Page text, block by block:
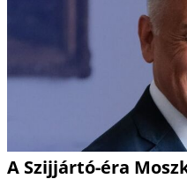
A Szijjártó-éra